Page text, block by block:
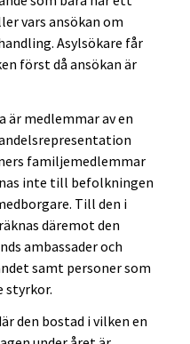
vars ansökan om
Asylsökare får
först då ansökan är
är medlemmar av en
familjemedlemmar
inte till befolkningen
Till den i
däremot den
ambassader och
samt personer som
styrkor.
den bostad i vilken en